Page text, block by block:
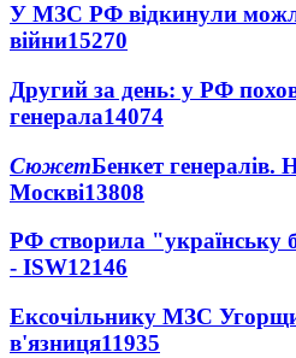
У МЗС РФ відкинули
війни15270
Другий за день: у РФ
генерала14074
СюжетБенкет генералів.
Москві13808
РФ створила "українську
- ISW12146
Ексочільнику МЗС
в'язниця11935